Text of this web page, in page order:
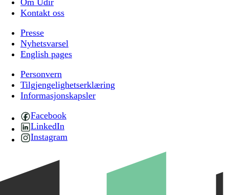
Om Udir
Kontakt oss
Presse
Nyhetsvarsel
English pages
Personvern
Tilgjengelighetserklæring
Informasjonskapsler
Facebook
LinkedIn
Instagram